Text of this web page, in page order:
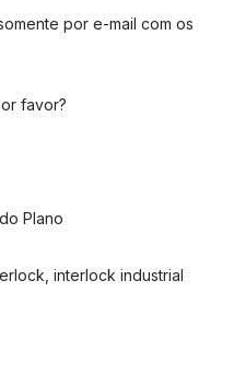
por e-mail com os
favor?
Plano
interlock industrial